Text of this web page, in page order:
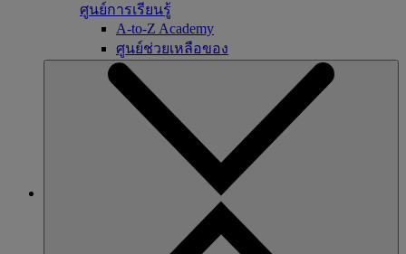
ศูนย์การเรียนรู้
A-to-Z Academy
ศูนย์ช่วยเหลือของ